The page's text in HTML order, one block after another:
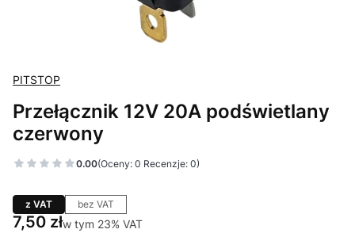
PITSTOP
Przełącznik 12V 20A podświetlany
czerwony
0.00(Oceny: 0 Recenzje: 0)
z VAT bez VAT
Cena
7,50 złw tym 23% VAT
w tym 23% VAT